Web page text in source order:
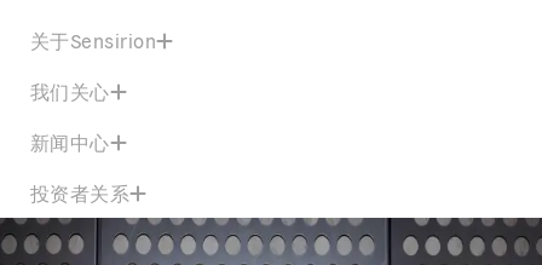
关于Sensirion
我们关心
新闻中心
投资者关系